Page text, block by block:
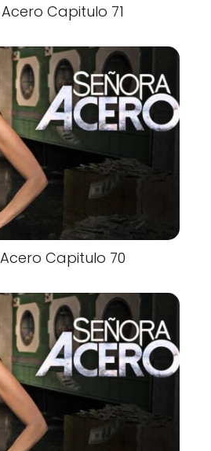
Capitulo 71
Capitulo 70